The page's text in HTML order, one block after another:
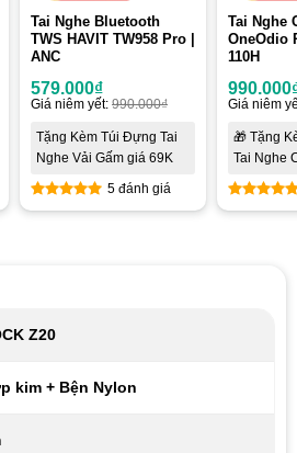
Tai Nghe Bluetooth
TWS HAVIT TW958 Pro |
ANC
5out of 5
579.000₫
Giá niêm yết: 990.000₫
Tặng Kèm Túi Đựng Tai
Nghe Vải Gấm giá 69K
5 đánh giá
Tai Nghe
OneOdio
110H
5out of
990.000
Giá niêm
🎁 Tặng
Tai Nghe
Z20
kim + Bện Nylon